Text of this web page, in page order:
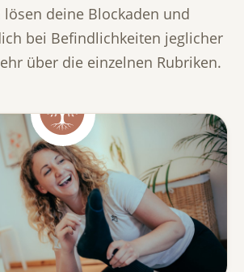
lösen deine Blockaden und
bei Befindlichkeiten jeglicher
über die einzelnen Rubriken.
Shiatsu & Massage
Körperarbeit
aus Japan & klassische
Massage.
Mehr erfahren